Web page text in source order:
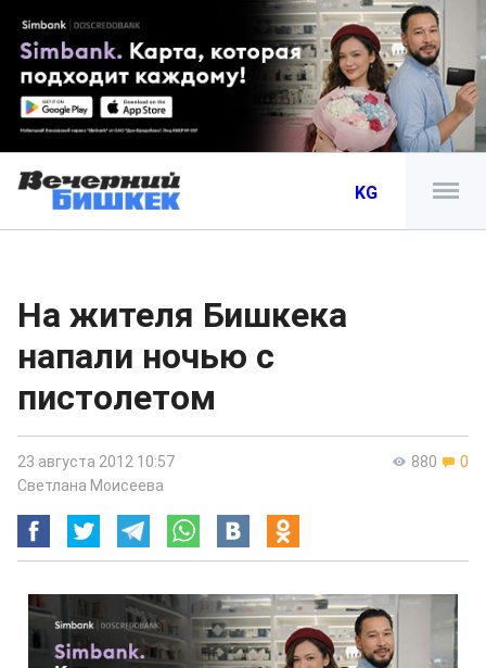
KG
На жителя Бишкека
напали ночью с
пистолетом
880 0
23 августа 2012 10:57
Светлана Моисеева